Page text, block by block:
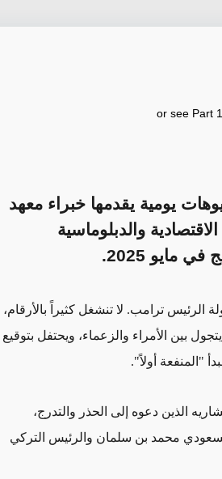
or see Part
يومية يقدمها خبراء معهد
والدبلوماسية
مايو 2025.
الرئيس ترامب. لا تنشغل كثيراً بالأرقام،
بين الأمراء والزعماء، ويحتفل بتوقيع
"المنفعة أولاً".
الذين دعوه إلى الحذر والتدرج،
محمد بن سلمان والرئيس التركي